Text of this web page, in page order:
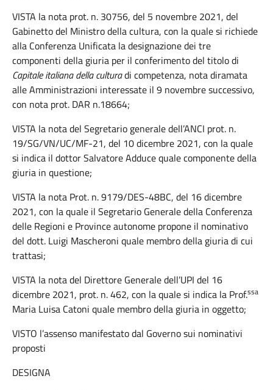
VISTA la nota prot. n. 30756, del 5 novembre 2021, del
Gabinetto del Ministro della cultura, con la quale si richiede
alla Conferenza Unificata la designazione dei tre
componenti della giuria per il conferimento del titolo di
Capitale italiana della culturadi competenza, nota diramata
alle Amministrazioni interessate il 9 novembre successivo,
con nota prot. DAR n.18664;
VISTA la nota del Segretario generale dell’ANCI prot. n.
19/SG/VN/UC/MF-21, del 10 dicembre 2021, con la quale
si indica il dottor Salvatore Adduce quale componente della
giuria in questione;
VISTA la nota Prot. n. 9179/DES-48BC, del 16 dicembre
2021, con la quale il Segretario Generale della Conferenza
delle Regioni e Province autonome propone il nominativo
del dott. Luigi Mascheroni quale membro della giuria di cui
trattasi;
VISTA la nota del Direttore Generale dell’UPI del 16
dicembre 2021, prot. n. 462, con la quale si indica la Prof.ssa
Maria Luisa Catoni quale membro della giuria in oggetto;
VISTO l’assenso manifestato dal Governo sui nominativi
proposti
DESIGNA